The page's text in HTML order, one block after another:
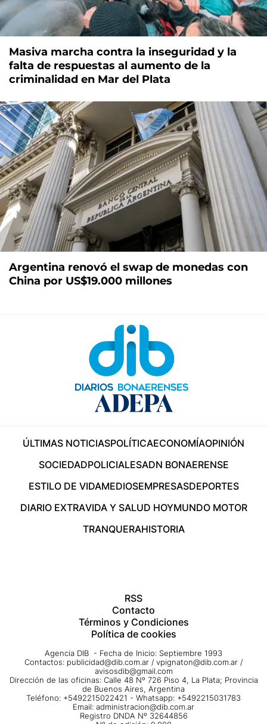
Masiva marcha contra la inseguridad y la
falta de respuestas al aumento de la
criminalidad en Mar del Plata
Argentina renovó el swap de monedas con
China por US$19.000 millones
ÚLTIMAS NOTICIASPOLÍTICAECONOMÍAOPINIÓN
SOCIEDADPOLICIALESADN BONAERENSE
ESTILO DE VIDAMEDIOSEMPRESASDEPORTES
DIARIO EXTRAVIDA Y SALUD HOYMUNDO MOTOR
TRANQUERAHISTORIA
RSS
Contacto
Términos y Condiciones
Política de cookies
Agencia DIB - Fecha de Inicio: Septiembre 1993
Contactos: publicidad@dib.com.ar / vpignaton@dib.com.ar /
avisosdib@gmail.com
Dirección de las oficinas: Calle 48 Nº 726 Piso 4, La Plata; Provincia
de Buenos Aires, Argentina
Teléfono: +5492215022421 - Whatsapp: +5492215031783
Email: administracion@dib.com.ar
Registro DNDA Nº 32644856